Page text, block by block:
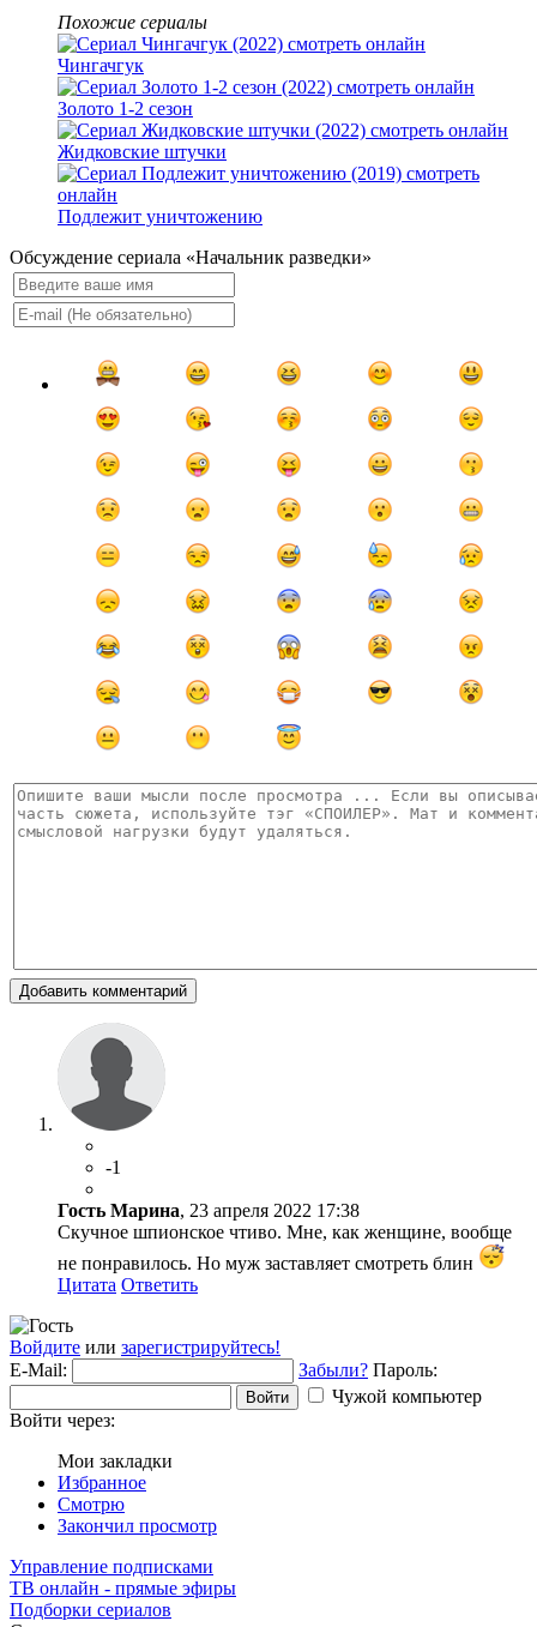
Похожие сериалы
Чингачгук
Золото 1-2 сезон
Жидковские штучки
Подлежит уничтожению
Обсуждение сериала «Начальник разведки»
Добавить комментарий
-1
Гость Марина, 23 апреля 2022 17:38
Скучное шпионское чтиво. Мне, как женщине, вообще
не понравилось. Но муж заставляет смотреть блин
Цитата Ответить
Войдите или зарегистрируйтесь!
E-Mail:
Забыли? Пароль:
Войти
Чужой компьютер
Войти через:
Мои закладки
Избранное
Смотрю
Закончил просмотр
Управление подписками
ТВ онлайн - прямые эфиры
Подборки сериалов